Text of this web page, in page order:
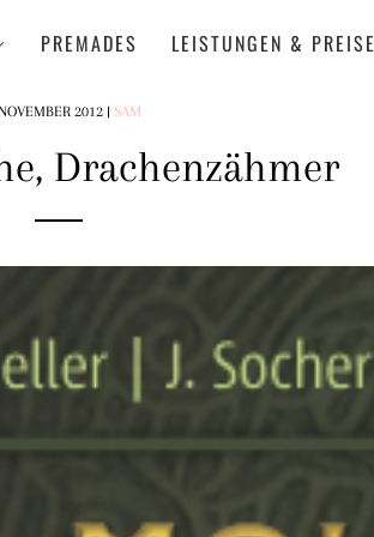
PREMADES LEISTUNGEN & PREISE
2012 | SAM
Drachenzähmer